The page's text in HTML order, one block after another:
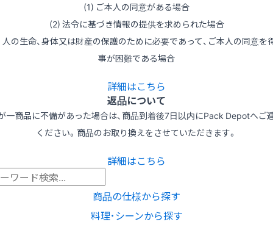
(1) ご本人の同意がある場合
(2) 法令に基づき情報の提供を求められた場合
の生命、身体又は財産の保護のために必要であって、ご本人の同意を
事が困難である場合
詳細はこちら
返品について
一商品に不備があった場合は、商品到着後7日以内にPack Depotへご
ください。商品のお取り換えをさせていただきます。
詳細はこちら
商品の仕様から探す
料理･シーンから探す